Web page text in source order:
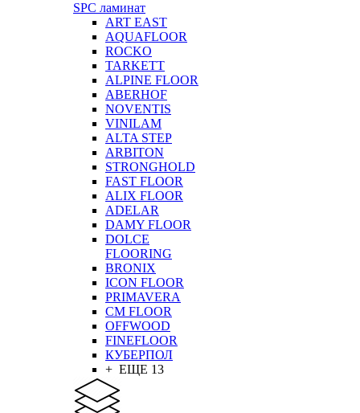
SPC ламинат
ART EAST
AQUAFLOOR
ROCKO
TARKETT
ALPINE FLOOR
ABERHOF
NOVENTIS
VINILAM
ALTA STEP
ARBITON
STRONGHOLD
FAST FLOOR
ALIX FLOOR
ADELAR
DAMY FLOOR
DOLCE
FLOORING
BRONIX
ICON FLOOR
PRIMAVERA
CM FLOOR
OFFWOOD
FINEFLOOR
КУБЕРПОЛ
+ ЕЩЕ 13